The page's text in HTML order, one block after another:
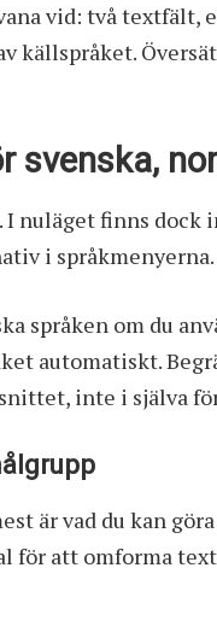
vid: två
källspråket.
svenska,
nuläget finns dock
i språkmenyerna.
språken om du
automatiskt.
inte i själva
är vad du kan
för att omforma